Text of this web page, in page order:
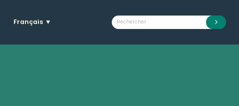
Français ▼